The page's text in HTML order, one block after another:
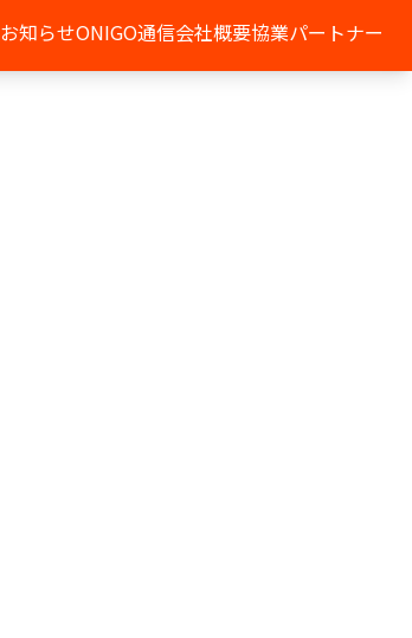
お知らせONIGO通信会社概要協業パートナー